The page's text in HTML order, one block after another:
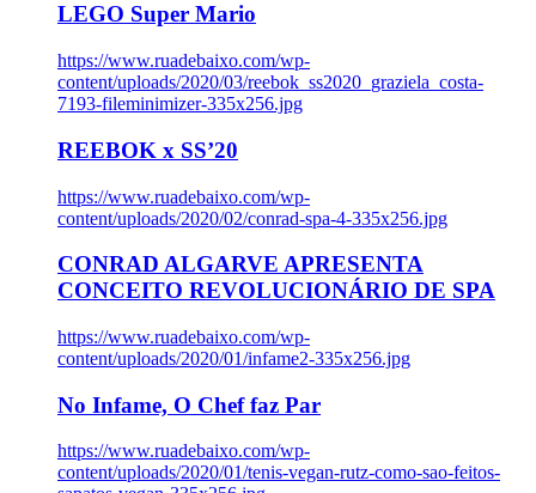
LEGO Super Mario
https://www.ruadebaixo.com/wp-
content/uploads/2020/03/reebok_ss2020_graziela_costa-
7193-fileminimizer-335x256.jpg
REEBOK x SS’20
https://www.ruadebaixo.com/wp-
content/uploads/2020/02/conrad-spa-4-335x256.jpg
CONRAD ALGARVE APRESENTA
CONCEITO REVOLUCIONÁRIO DE SPA
https://www.ruadebaixo.com/wp-
content/uploads/2020/01/infame2-335x256.jpg
No Infame, O Chef faz Par
https://www.ruadebaixo.com/wp-
content/uploads/2020/01/tenis-vegan-rutz-como-sao-feitos-